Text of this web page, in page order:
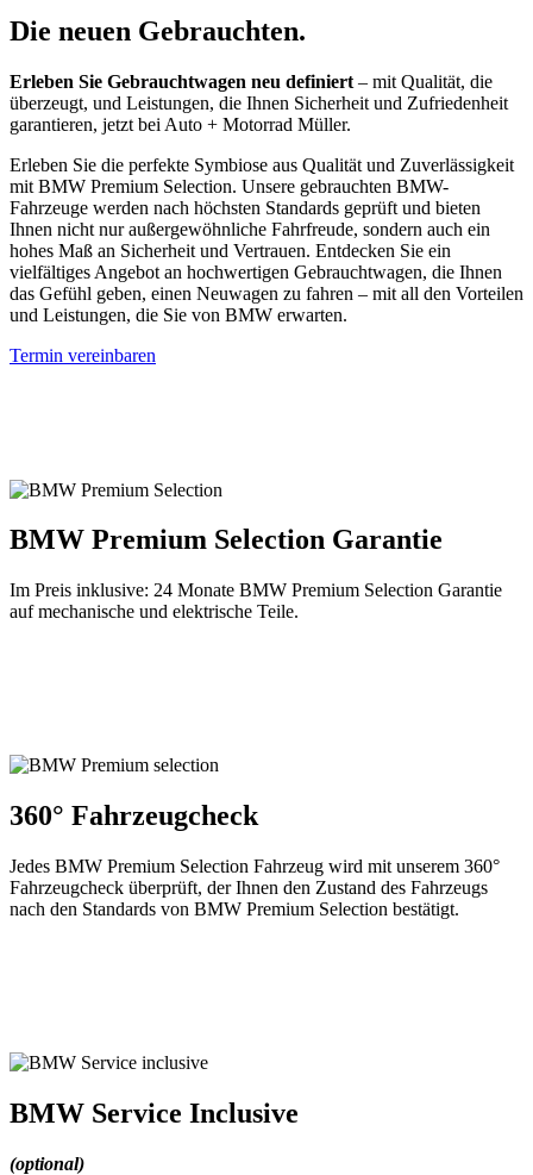
Die neuen Gebrauchten.
Erleben Sie Gebrauchtwagen neu definiert – mit Qualität, die
überzeugt, und Leistungen, die Ihnen Sicherheit und Zufriedenheit
garantieren, jetzt bei Auto + Motorrad Müller.
Erleben Sie die perfekte Symbiose aus Qualität und Zuverlässigkeit
mit BMW Premium Selection. Unsere gebrauchten BMW-
Fahrzeuge werden nach höchsten Standards geprüft und bieten
Ihnen nicht nur außergewöhnliche Fahrfreude, sondern auch ein
hohes Maß an Sicherheit und Vertrauen. Entdecken Sie ein
vielfältiges Angebot an hochwertigen Gebrauchtwagen, die Ihnen
das Gefühl geben, einen Neuwagen zu fahren – mit all den Vorteilen
und Leistungen, die Sie von BMW erwarten.
Termin vereinbaren
BMW Premium Selection Garantie
Im Preis inklusive: 24 Monate BMW Premium Selection Garantie
auf mechanische und elektrische Teile.
360° Fahrzeugcheck
Jedes BMW Premium Selection Fahrzeug wird mit unserem 360°
Fahrzeugcheck überprüft, der Ihnen den Zustand des Fahrzeugs
nach den Standards von BMW Premium Selection bestätigt.
BMW Service Inclusive
(optional)